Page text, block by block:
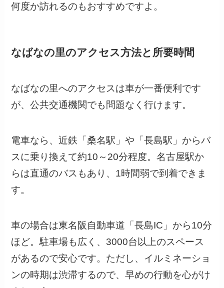
何度か訪れるのもおすすめですよ。
なばなの里のアクセス方法と所要時間
なばなの里へのアクセスは車が一番便利です
が、公共交通機関でも問題なく行けます。
電車なら、近鉄「桑名駅」や「長島駅」からバ
スに乗り換えて約10～20分程度。名古屋駅か
らは直通のバスもあり、1時間弱で到着できま
す。
車の場合は東名阪自動車道「長島IC」から10分
ほど。駐車場も広く、3000台以上のスペース
があるので安心です。ただし、イルミネーショ
ンの時期は渋滞するので、早めの行動を心がけ